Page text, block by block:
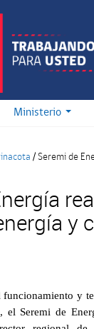
Ministerio
/Seremi de
y
y
el Seremi de